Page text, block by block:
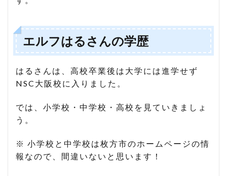
エルフはるさんの学歴
はるさんは、高校卒業後は大学には進学せず
NSC大阪校に入りました。
では、小学校・中学校・高校を見ていきましょ
う。
※ 小学校と中学校は枚方市のホームページの情
報なので、間違いないと思います！